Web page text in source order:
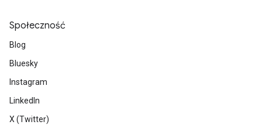
Społeczność
Blog
Bluesky
Instagram
LinkedIn
X (Twitter)